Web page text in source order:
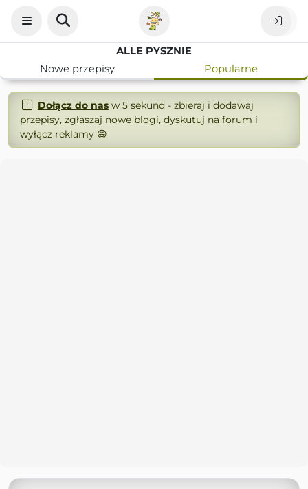
ALLE PYSZNIE
Nowe przepisy
Popularne
Dołącz do nasw 5 sekund - zbieraj i dodawaj
przepisy, zgłaszaj nowe blogi, dyskutuj na forum i
wyłącz reklamy 😄